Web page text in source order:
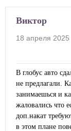
Виктор
18 апреля 2025
В глобус авто
не предлагали.
занимаешься и
жаловались что
доп.накат
в этом плане